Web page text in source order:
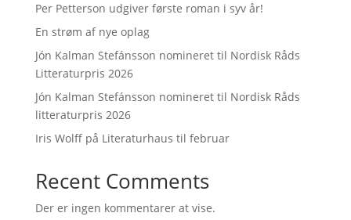
Per Petterson udgiver første roman i syv år!
En strøm af nye oplag
Jón Kalman Stefánsson nomineret til Nordisk Råds
Litteraturpris 2026
Jón Kalman Stefánsson nomineret til Nordisk Råds
litteraturpris 2026
Iris Wolff på Literaturhaus til februar
Recent Comments
Der er ingen kommentarer at vise.